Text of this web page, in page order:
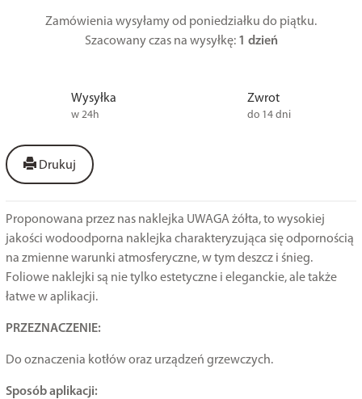
Zamówienia wysyłamy od poniedziałku do piątku.
Szacowany czas na wysyłkę: 1 dzień
Wysyłka
w 24h
Zwrot
do 14 dni
Drukuj
Proponowana przez nas naklejka UWAGA żółta, to wysokiej
jakości wodoodporna naklejka charakteryzująca się odpornością
na zmienne warunki atmosferyczne, w tym deszcz i śnieg.
Foliowe naklejki są nie tylko estetyczne i eleganckie, ale także
łatwe w aplikacji.
PRZEZNACZENIE:
Do oznaczenia kotłów oraz urządzeń grzewczych.
Sposób aplikacji: